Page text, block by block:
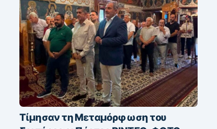
Τίμησαν τη Μεταμόρφωση του